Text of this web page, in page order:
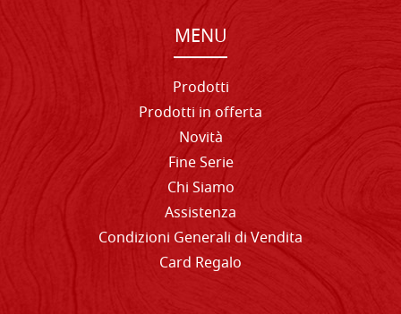
MENU
Prodotti
Prodotti in offerta
Novità
Fine Serie
Chi Siamo
Assistenza
Condizioni Generali di Vendita
Card Regalo